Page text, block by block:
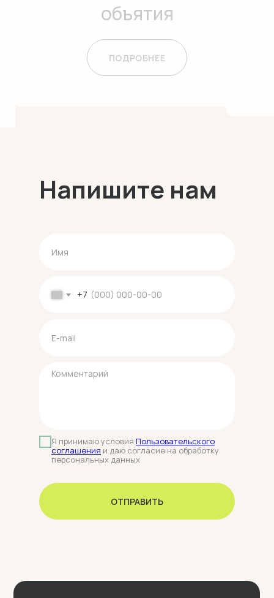
ПОДРОБНЕЕ
объятия
ПОДРОБНЕЕ
Напишите нам
+7
Я принимаю условия Пользовательского
соглашения и даю согласие на обработку
персональных данных
ОТПРАВИТЬ